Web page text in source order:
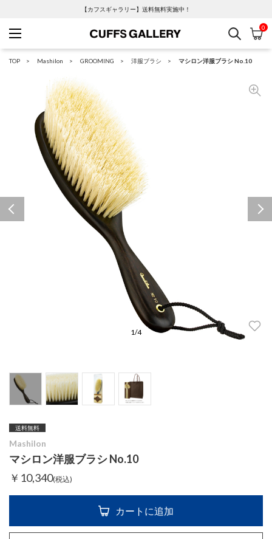
【カフスギャラリー】送料無料実施中！
Cuffs Gallery
検索 カ
0
TOP Mashilon GROOMING 洋服ブラシ マシロン洋服ブラシ No.10
1/4
送料無料
Mashilon
マシロン洋服ブラシ No.10
￥10,340(税込)
カートに追加